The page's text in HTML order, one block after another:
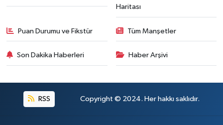
Haritası
Puan Durumu ve Fikstür Tüm Manşetler
Son Dakika Haberleri Haber Arşivi
RSS Copyright © 2024. Her hakkı saklıdır.